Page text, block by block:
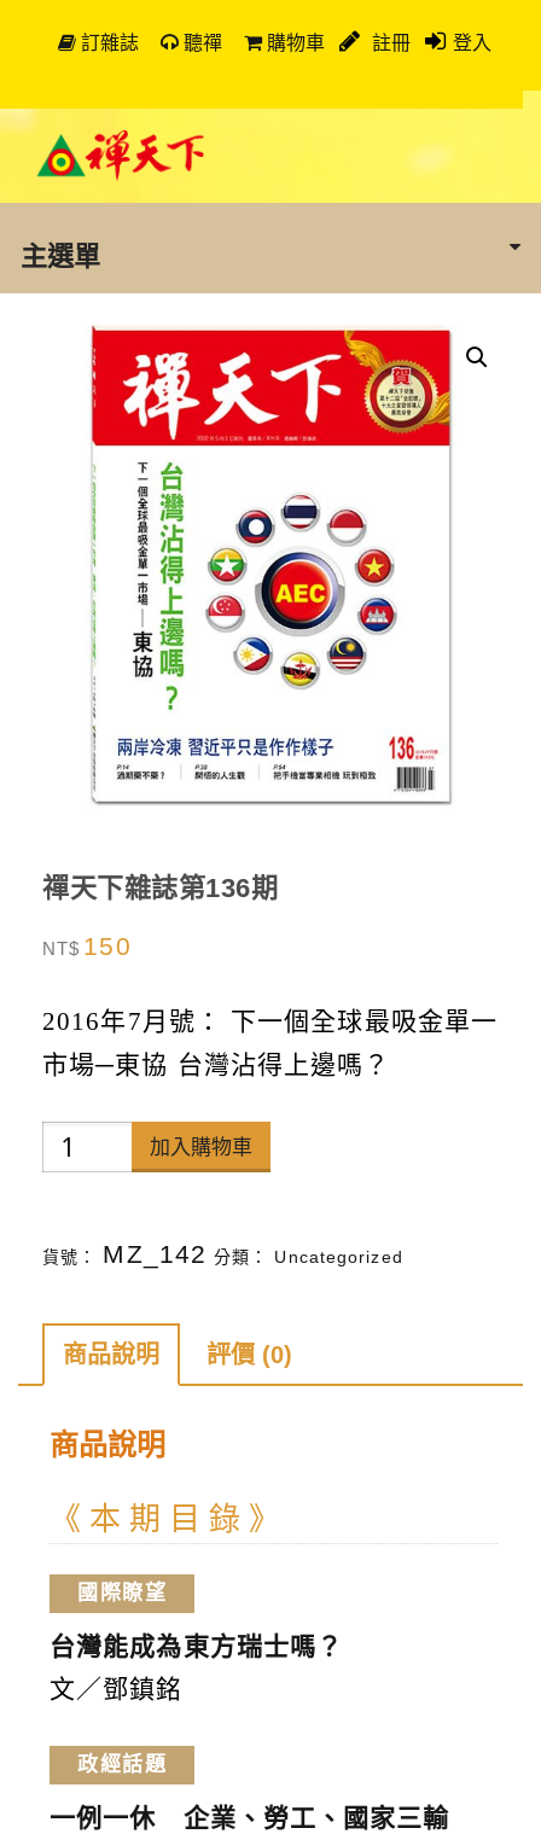
訂雜誌 聽禪 購物車 註冊 登入
主選單
禪天下雜誌第136期
NT$ 150
2016年7月號：
下一個全球最吸金單一
市場─東協 台灣沾得上邊嗎？
禪
天
雜
第
136
期
加入購物車
貨號： MZ_142 分類： Uncategorized
商品說明 評價 (0)
商品說明
《 本 期 目 錄 》
國際瞭望
台灣能成為東方瑞士嗎？
文／鄧鎮銘
政經話題
一例一休 企業、勞工、國家三輸